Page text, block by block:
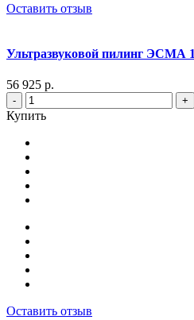
Оставить отзыв
Ультразвуковой пилинг ЭСМА
56 925 р.
- +
Купить
Оставить отзыв